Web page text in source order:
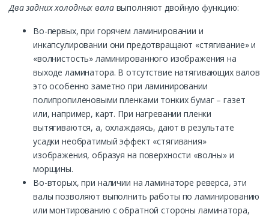
Два задних холодных валавыполняют двойную функцию:
Во-первых, при горячем ламинировании и
инкапсулировании они предотвращают «стягивание» и
«волнистость» ламинированного изображения на
выходе ламинатора. В отсутствие натягивающих валов
это особенно заметно при ламинировании
полипропиленовыми пленками тонких бумаг – газет
или, например, карт. При нагревании пленки
вытягиваются, а, охлаждаясь, дают в результате
усадки необратимый эффект «стягивания»
изображения, образуя на поверхности «волны» и
морщины.
Во-вторых, при наличии на ламинаторе реверса, эти
валы позволяют выполнить работы по ламинированию
или монтированию с обратной стороны ламинатора,